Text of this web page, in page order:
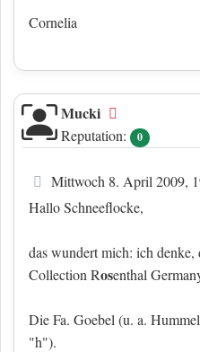
Cornelia
Mucki
Reputation: 0
Beitrag
Mittwoch 8. April 2009,
Hallo Schneeflocke,
das wundert mich: ich denke,
Collection Rosenthal
Die Fa. Goebel (u. a.
"h").